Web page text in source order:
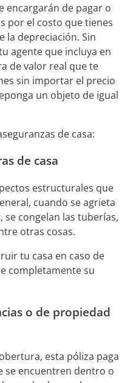
encargarán de pagar o
por el costo que tienes
la depreciación. Sin
agente que incluya en
de valor real que te
sin importar el precio
un objeto de igual
de casa:
de casa
estructurales que
cuando se agrieta
se congelan las tuberías,
otras cosas.
tu casa en caso de
completamente su
o de propiedad
esta póliza paga
se encuentren dentro o